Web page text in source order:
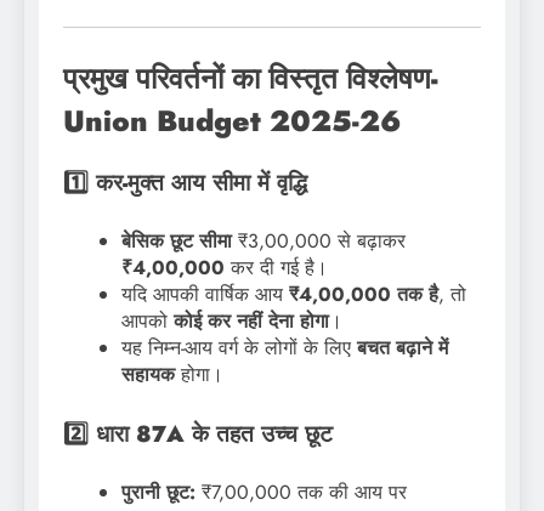
प्रमुख परिवर्तनों का विस्तृत विश्लेषण-
Union Budget 2025-26
1️⃣ कर-मुक्त आय सीमा में वृद्धि
बेसिक छूट सीमा₹3,00,000 से बढ़ाकर
₹4,00,000 कर दी गई है।
यदि आपकी वार्षिक आय ₹4,00,000 तक है, तो
आपकोकोई कर नहीं देना होगा।
यह निम्न-आय वर्ग के लोगों के लिएबचत बढ़ाने में
सहायकहोगा।
2️⃣ धारा 87A के तहत उच्च छूट
पुरानी छूट: ₹7,00,000 तक की आय पर